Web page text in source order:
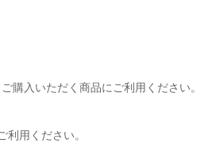
購入いただく商品にご利用ください。
用ください。